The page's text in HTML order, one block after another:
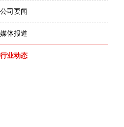
公司要闻
媒体报道
行业动态